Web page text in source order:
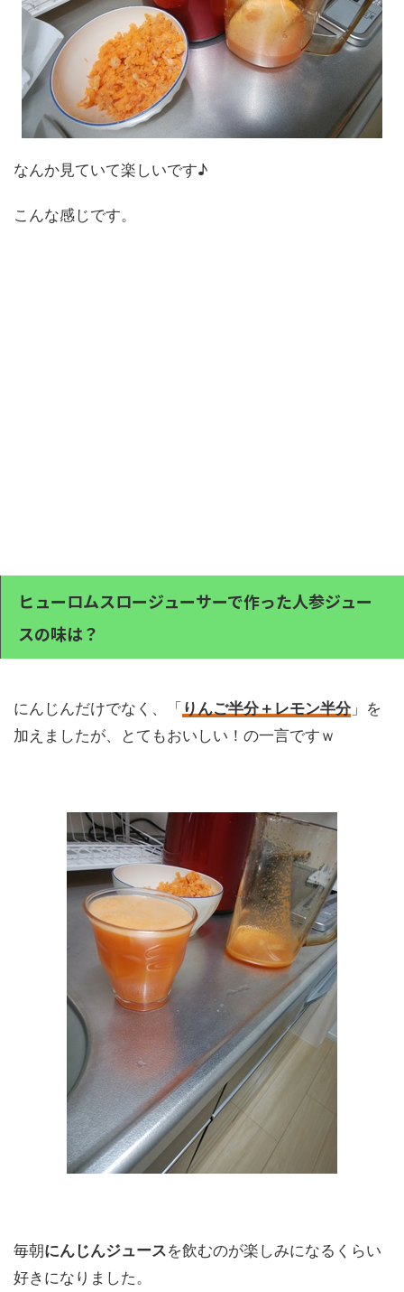
なんか見ていて楽しいです♪
こんな感じです。
ヒューロムスロージューサーで作った人参ジュー
スの味は？
にんじんだけでなく、「 りんご半分＋レモン半分 」を
加えましたが、とてもおいしい！の一言ですｗ
毎朝にんじんジュースを飲むのが楽しみになるくらい
好きになりました。